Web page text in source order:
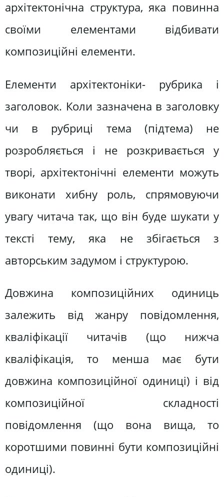
архітектонічна структура, яка повинна
своїми елементами відбивати
композиційні елементи.
Елементи архітектоніки- рубрика і
заголовок. Коли зазначена в заголовку
чи в рубриці тема (підтема) не
розробляється і не розкривається у
творі, архітектонічні елементи можуть
виконати хибну роль, спрямовуючи
увагу читача так, що він буде шукати у
тексті тему, яка не збігається з
авторським задумом і структурою.
Довжина композиційних одиниць
залежить від жанру повідомлення,
кваліфікації читачів (що нижча
кваліфікація, то менша має бути
довжина композиційної одиниці) і від
композиційної складності
повідомлення (що вона вища, то
коротшими повинні бути композиційні
одиниці).